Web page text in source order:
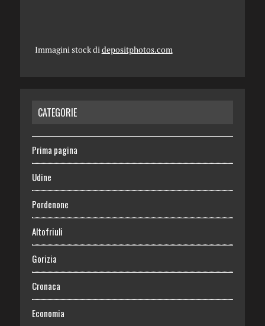
Immagini stock didepositphotos.com
CATEGORIE
Prima pagina
Udine
Pordenone
Altofriuli
Gorizia
Cronaca
Economia